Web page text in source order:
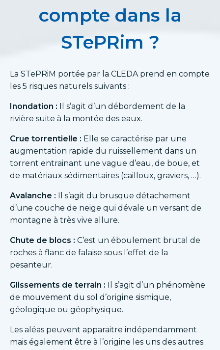
compte dans la
STePRim ?
La STePRiM portée par la CLEDA prend en compte
les 5 risques naturels suivants :
Inondation :
Il s’agit d’un débordement de la
rivière suite à la montée des eaux.
Crue torrentielle : Elle se caractérise par une
augmentation rapide du ruissellement dans un
torrent entrainant une vague d’eau, de boue, et
de matériaux sédimentaires (cailloux, graviers, …).
Avalanche : Il s’agit du brusque détachement
d’une couche de neige qui dévale un versant de
montagne à très vive allure.
Chute de blocs : C’est un éboulement brutal de
roches à flanc de falaise sous l’effet de la
pesanteur.
Glissements de terrain : Il s’agit d’un phénomène
de mouvement du sol d’origine sismique,
géologique ou géophysique.
Les aléas peuvent apparaitre indépendamment
mais également être à l’origine les uns des autres.